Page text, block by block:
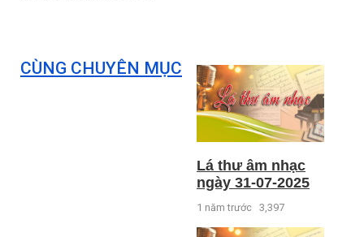
CÙNG CHUYÊN MỤC
Lá thư âm nhạc
ngày 31-07-2025
1 năm trước 3,397